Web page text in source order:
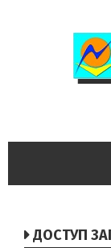
ДОСТУП